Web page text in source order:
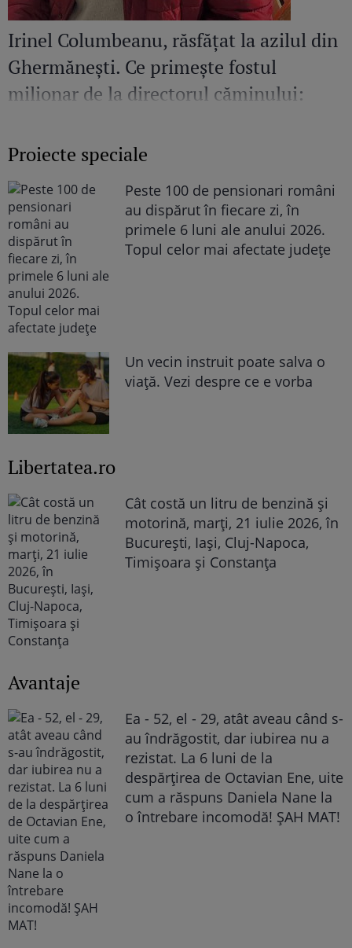
Irinel Columbeanu, răsfățat la azilul din
Ghermănești. Ce primește fostul
milionar de la directorul căminului:
Proiecte speciale
Peste 100 de pensionari români
au dispărut în fiecare zi, în
primele 6 luni ale anului 2026.
Topul celor mai afectate județe
Un vecin instruit poate salva o
viață. Vezi despre ce e vorba
Libertatea.ro
Cât costă un litru de benzină și
motorină, marți, 21 iulie 2026, în
București, Iași, Cluj-Napoca,
Timișoara și Constanța
Avantaje
Ea - 52, el - 29, atât aveau când s-
au îndrăgostit, dar iubirea nu a
rezistat. La 6 luni de la
despărțirea de Octavian Ene, uite
cum a răspuns Daniela Nane la
o întrebare incomodă! ȘAH MAT!